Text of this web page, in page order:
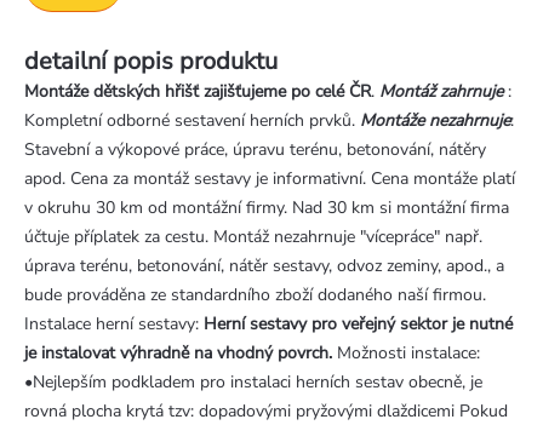
detailní popis produktu
Montáže dětských hřišť zajišťujeme po celé ČR. Montáž zahrnuje:
Kompletní odborné sestavení herních prvků. Montáže nezahrnuje:
Stavební a výkopové práce, úpravu terénu, betonování, nátěry
apod. Cena za montáž sestavy je informativní. Cena montáže platí
v okruhu 30 km od montážní firmy. Nad 30 km si montážní firma
účtuje příplatek za cestu. Montáž nezahrnuje "vícepráce" např.
úprava terénu, betonování, nátěr sestavy, odvoz zeminy, apod., a
bude prováděna ze standardního zboží dodaného naší firmou.
Instalace herní sestavy: Herní sestavy pro veřejný sektor je nutné
je instalovat výhradně na vhodný povrch. Možnosti instalace:
•Nejlepším podkladem pro instalaci herních sestav obecně, je
rovná plocha krytá tzv: dopadovými pryžovými dlaždicemi Pokud